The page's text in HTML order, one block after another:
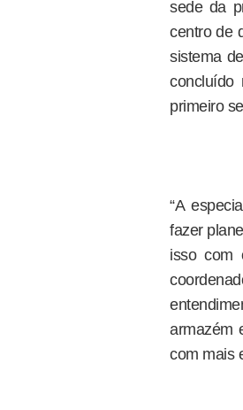
sede da
centro de
sistema
concluído
primeiro
“A
fazer
isso com
armazém
com mais